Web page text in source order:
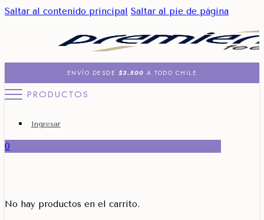
Saltar al contenido principal Saltar al pie de página
ENVÍO DESDE $3.500 A TODO CHILE
PRODUCTOS
Ingresar
0
No hay productos en el carrito.